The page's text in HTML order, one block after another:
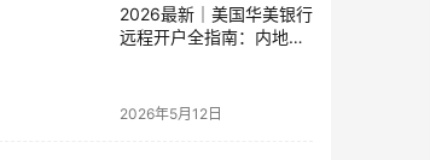
2026最新｜美国华美银行
远程开户全指南：内地居
2026年5月12日